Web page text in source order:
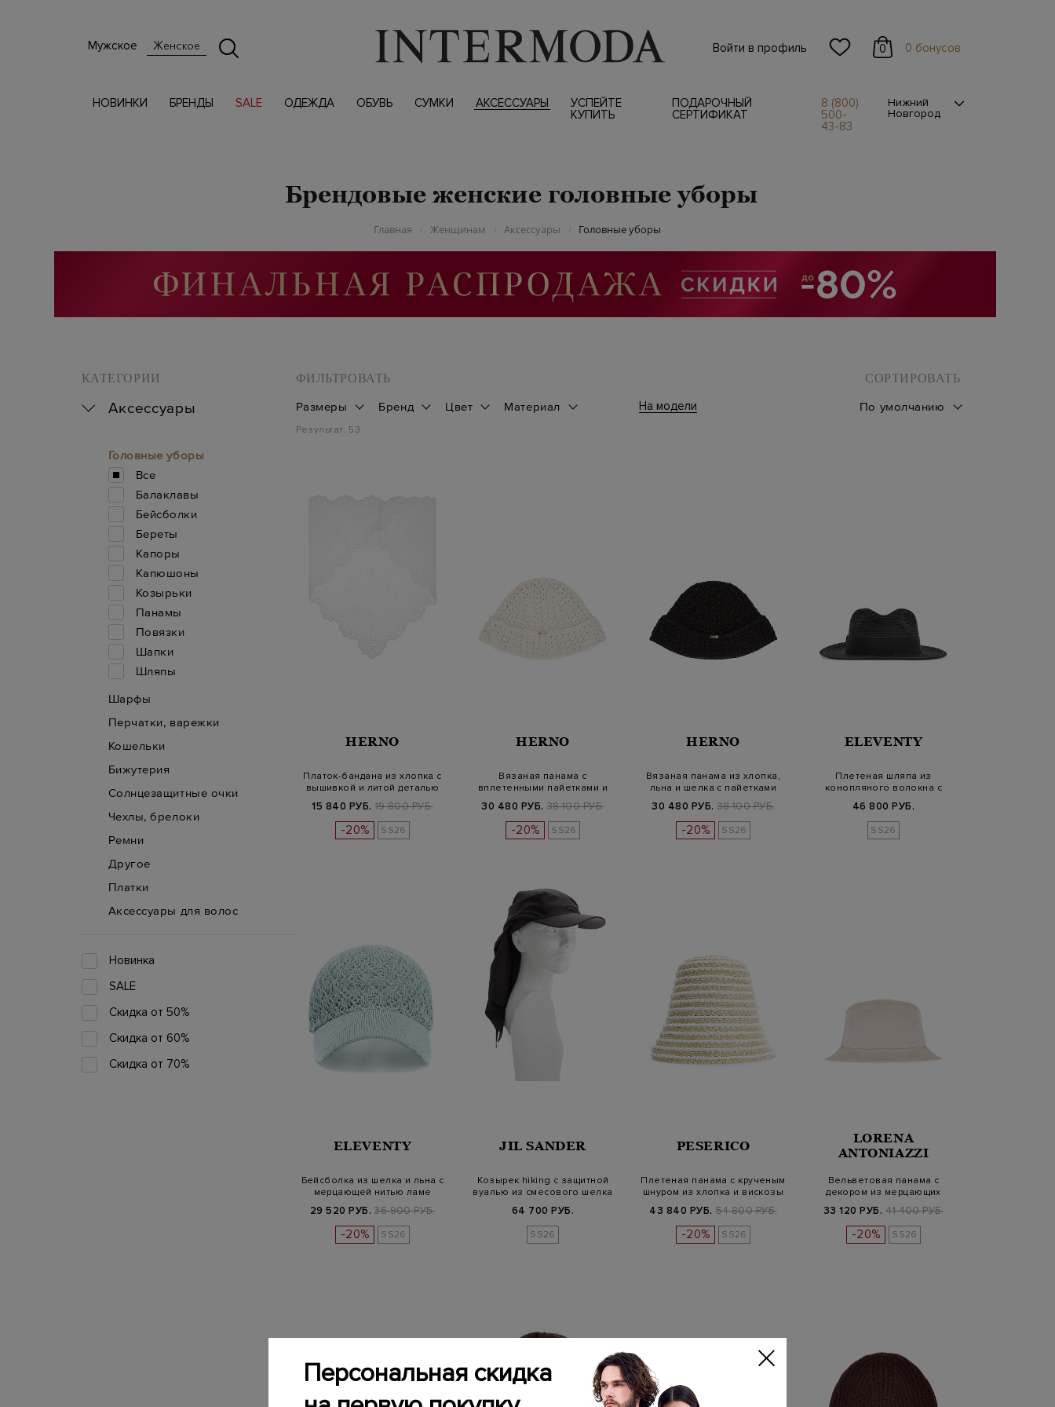
Мужское Женское Войти в профиль 0 0 бонусов
НОВИНКИ БРЕНДЫ SALE ОДЕЖДА ОБУВЬ СУМКИ АКСЕССУАРЫ
УСПЕЙТЕ
КУПИТЬ
ПОДАРОЧНЫЙ
СЕРТИФИКАТ
8 (800)
500-
43-83
Нижний
Новгород
Брендовые женские головные уборы
Главная / Женщинам / Аксессуары / Головные уборы
КАТЕГОРИИ
Аксессуары
Головные уборы
Все
Балаклавы
Бейсболки
Береты
Капоры
Капюшоны
Козырьки
Панамы
Повязки
Шапки
Шляпы
Шарфы
Перчатки, варежки
Кошельки
Бижутерия
Солнцезащитные очки
Чехлы, брелоки
Ремни
Другое
Платки
Аксессуары для волос
Новинка
SALE
Скидка от 50%
Скидка от 60%
Скидка от 70%
ФИЛЬТРОВАТЬ
Размеры Бренд Цвет Материал На модели
СОРТИРОВАТЬ
По умолчанию
Результат: 53
HERNO
Платок-бандана из хлопка с
вышивкой и литой деталью
15 840 РУБ. 19 800 РУБ.
-20% SS26
HERNO
Вязаная панама с
вплетенными пайетками и
30 480 РУБ. 38 100 РУБ.
-20% SS26
HERNO
Вязаная панама из хлопка,
льна и шелка с пайетками
30 480 РУБ. 38 100 РУБ.
-20% SS26
ELEVENTY
Плетеная шляпа из
конопляного волокна с
46 800 РУБ.
SS26
ELEVENTY
Бейсболка из шелка и льна с
мерцающей нитью ламе
29 520 РУБ. 36 900 РУБ.
-20% SS26
JIL SANDER
Козырек hiking с защитной
вуалью из смесового шелка
64 700 РУБ.
SS26
PESERICO
Плетеная панама с крученым
шнуром из хлопка и вискозы
43 840 РУБ. 54 800 РУБ.
-20% SS26
LORENA
ANTONIAZZI
Вельветовая панама с
декором из мерцающих
33 120 РУБ. 41 400 РУБ.
-20% SS26
Персональная скидка